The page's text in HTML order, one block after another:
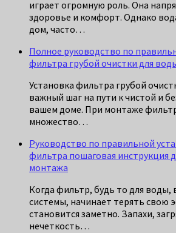
играет огромную роль. Она
здоровье и комфорт. Однако
дом, часто…
Полное руководство по
фильтра грубой очистки для
Установка фильтра грубой
важный шаг на пути к чистой и
вашем доме. При монтаже
множество…
Руководство по правильной
фильтра пошаговая инструкция
монтажа
Когда фильтр, будь то для воды,
системы, начинает терять свою
становится заметно. Запахи,
нечеткость…